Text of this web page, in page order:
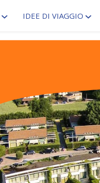
IDEE DI VIAGGIO